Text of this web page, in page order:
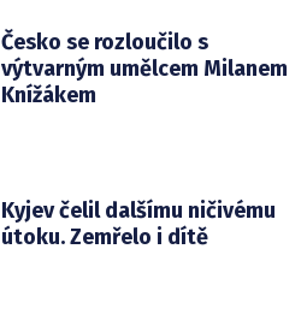
Česko se rozloučilo s
výtvarným umělcem Milanem
Knížákem
Kyjev čelil dalšímu ničivému
útoku. Zemřelo i dítě